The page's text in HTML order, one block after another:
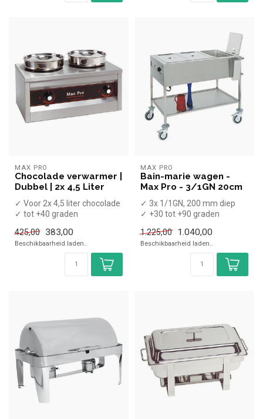
MAX PRO
Chocolade verwarmer |
Dubbel | 2x 4,5 Liter
✓ Voor 2x 4,5 liter chocolade
✓ tot +40 graden
✓ 230 Volt, 500 W...
425,00 383,00
Beschikbaarheid laden..
MAX PRO
Bain-marie wagen -
Max Pro - 3/1GN 20cm
✓ 3x 1/1GN, 200 mm diep
✓ +30 tot +90 graden
✓ Breedte 67,...
1.225,00 1.040,00
Beschikbaarheid laden..